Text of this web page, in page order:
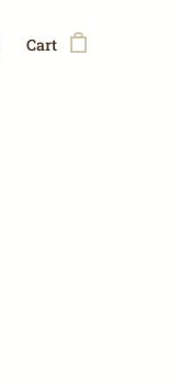
Cart